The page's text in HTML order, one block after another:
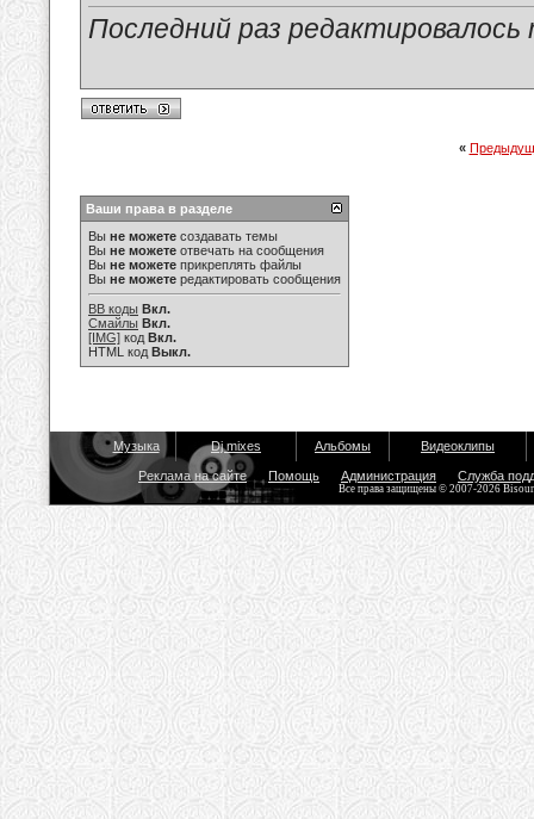
Последний раз
«
Ваши права в разделе
Вы не можете создавать темы
Вы не можете отвечать на сообщения
Вы не можете прикреплять файлы
Вы не можете редактировать сообщения
BB коды Вкл.
Смайлы Вкл.
[IMG] код Вкл.
HTML код Выкл.
Музыка Dj mixes Альбомы Видеоклипы
Реклама на сайте Помощь Администрация Служба
Все права защищены © 2007-2026